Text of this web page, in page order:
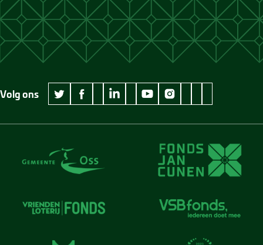
Volg ons
twitter Museum Jan Cunen
facebook Museum Jan Cunen
wikipedia Museum Jan Cunen
linkedin Museum Jan Cunen
googleplus Museum Jan Cunen
youtube Museum Jan Cunen
instagram Museum